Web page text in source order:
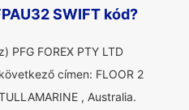
SWIFT kód?
PFG FOREX PTY LTD
címen: FLOOR 2
, Australia.